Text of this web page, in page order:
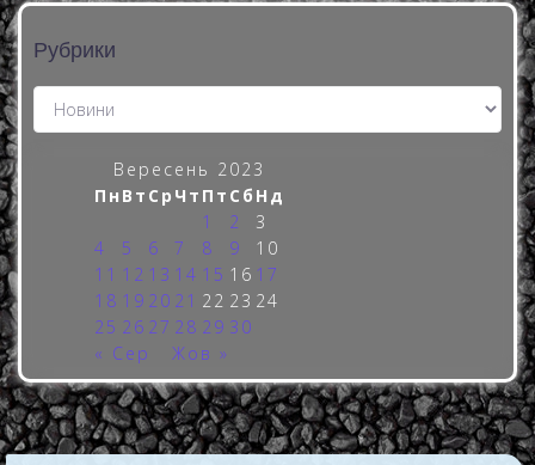
Рубрики
Вересень 2023
Пн Вт Ср Чт Пт Сб Нд
1
2
3
4
5 6 7 8 9
10
11 12 13 14 15 16 17
18 19 20 21 22 23 24
25 26 27 28 29 30
« Сер
Жов »